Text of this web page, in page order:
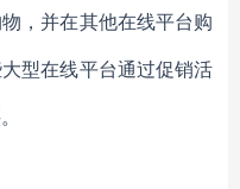
，并在其他在线平台购
型在线平台通过促销活